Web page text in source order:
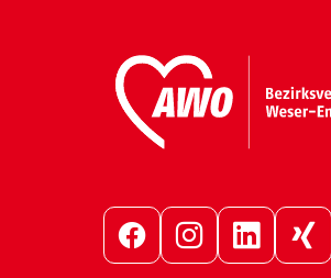
FacebookInstagramLinkedInXing